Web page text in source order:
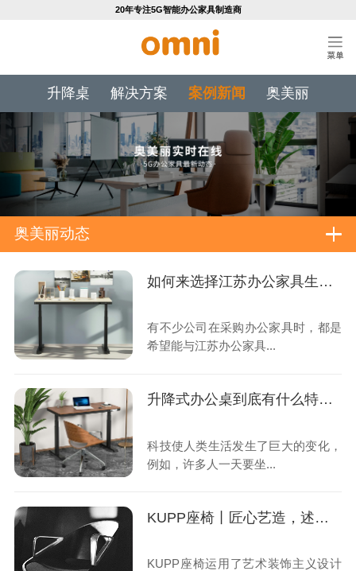
20年专注5G智能办公家具制造商
升降桌 解决方案 案例新闻 奥美丽
奥美丽动态
如何来选择江苏办公家具生产厂家？
有不少公司在采购办公家具时，都是
希望能与江苏办公家具...
升降式办公桌到底有什么特别之处？
科技使人类生活发生了巨大的变化，
例如，许多人一天要坐...
KUPP座椅丨匠心艺造，述美传意
KUPP座椅运用了艺术装饰主义设计